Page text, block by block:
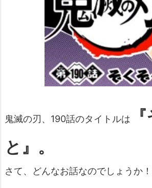
鬼滅の刃、190話のタイトルは
と』。
さて、どんなお話なのでしょうか！